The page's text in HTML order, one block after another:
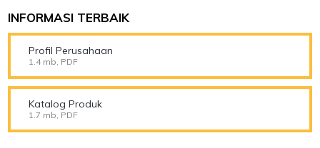
INFORMASI TERBAIK
Profil Perusahaan
1.4 mb, PDF
Katalog Produk
1.7 mb, PDF